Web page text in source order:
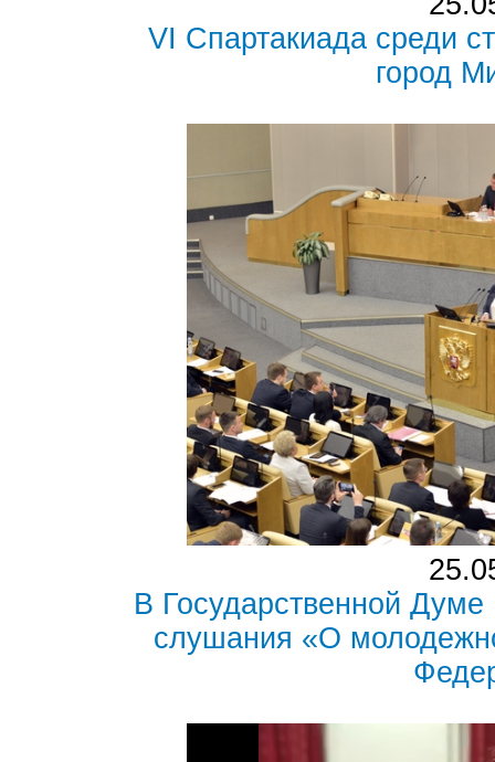
VI Спартакиада среди
город
В Государственной
слушания «О